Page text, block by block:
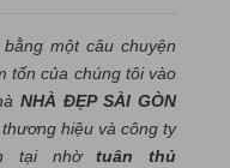
một câu chuyện
tốn của chúng tôi vào
NHÀ ĐẸP SÀI GÒN
hiệu và công ty
tại nhờtuân thủ